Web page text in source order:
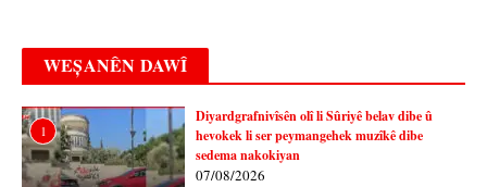
WEȘANÊN DAWÎ
1
Diyardgrafnivîsên olî li Sûriyê belav dibe û
hevokek li ser peymangehek muzîkê dibe
sedema nakokiyan
07/08/2026